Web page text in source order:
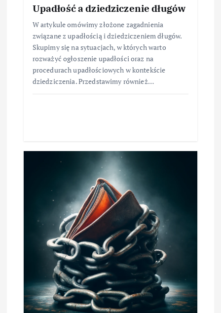
Upadłość a dziedziczenie długów
W artykule omówimy złożone zagadnienia
związane z upadłością i dziedziczeniem długów.
Skupimy się na sytuacjach, w których warto
rozważyć ogłoszenie upadłości oraz na
procedurach upadłościowych w kontekście
dziedziczenia. Przedstawimy również…